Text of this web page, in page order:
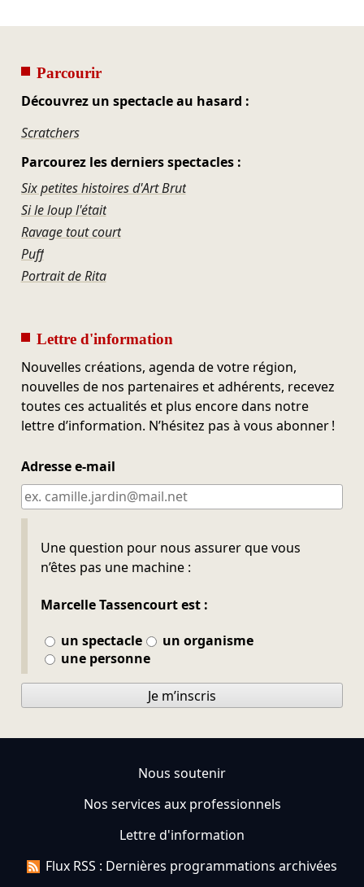
Parcourir
Découvrez un spectacle au hasard :
Scratchers
Parcourez les derniers spectacles :
Six petites histoires d'Art Brut
Si le loup l'était
Ravage tout court
Puff
Portrait de Rita
Lettre d'information
Nouvelles créations, agenda de votre région,
nouvelles de nos partenaires et adhérents, recevez
toutes ces actualités et plus encore dans notre
lettre d’information. N’hésitez pas à vous abonner !
Adresse e-mail
Une question pour nous assurer que vous
n’êtes pas une machine :
Marcelle Tassencourt est :
un spectacle
un organisme
une personne
Ne pas remplir
Je m’inscris
Nous soutenir
Nos services aux professionnels
Lettre d'information
Flux RSS : Dernières programmations archivées